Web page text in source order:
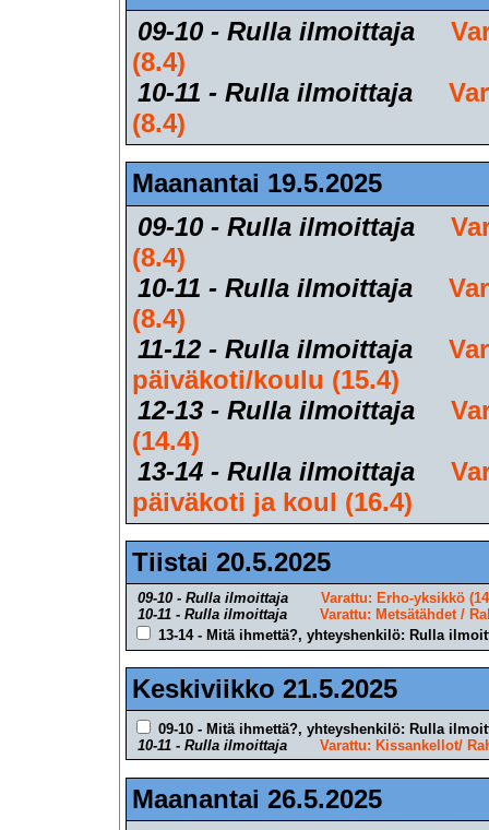
09-10 - Rulla ilmoittaja
(8.4)
10-11 - Rulla ilmoittaja
(8.4)
Maanantai 19.5.2025
09-10 - Rulla ilmoittaja
(8.4)
10-11 - Rulla ilmoittaja
(8.4)
11-12 - Rulla ilmoittaja
päiväkoti/koulu (15.4)
12-13 - Rulla ilmoittaja
(14.4)
13-14 - Rulla ilmoittaja
päiväkoti ja koul (16.4)
Tiistai 20.5.2025
09-10 - Rulla ilmoittaja
Varattu: Erho-yksikkö
10-11 - Rulla ilmoittaja
Varattu: Metsätähdet /
13-14 - Mitä ihmettä?, yhteyshenkilö: Rulla
Keskiviikko 21.5.2025
09-10 - Mitä ihmettä?, yhteyshenkilö: Rulla
10-11 - Rulla ilmoittaja
Varattu: Kissankellot/
Maanantai 26.5.2025